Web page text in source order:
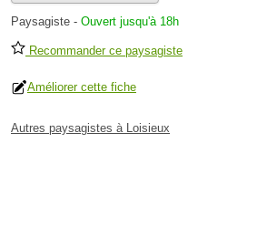
Paysagiste - Ouvert jusqu'à 18h
Recommander ce paysagiste
Améliorer cette fiche
Autres paysagistes à Loisieux